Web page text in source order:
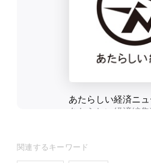
関連するキーワード